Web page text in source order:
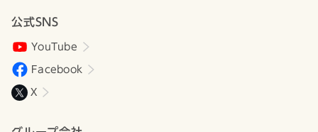
公式SNS
YouTube
Facebook
X